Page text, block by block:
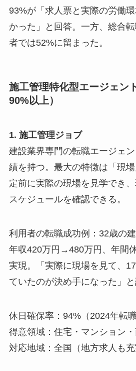
93%が「求人票と実際の労働
かった」と回答。一方、総合
者では52%に留まった。
施工管理特化型エージェン
90%以上）
1. 施工管理ジョブ
建設業界専門の転職エージェ
績を持つ。最大の特徴は「現
定前に実際の現場を見学でき
スケジュールを確認できる。
利用者の転職成功例：32歳の
年収420万円→480万円、年間
実現。「実際に現場を見て、
ていたのが決め手になった」と
休日確保率：94%（2024年転職
得意領域：住宅・マンション
対応地域：全国（地方求人も充